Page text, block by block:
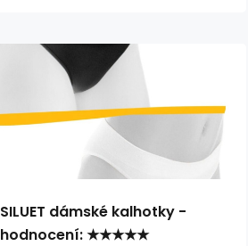
SILUET dámské kalhotky -
hodnocení: ★★★★★